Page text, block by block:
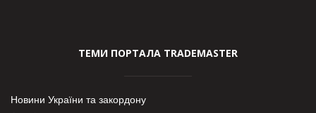
ТЕМИ ПОРТАЛА TRADEMASTER
Новини України та закордону